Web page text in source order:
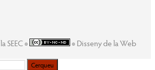
SEEC ◉
◉ Disseny de la Web